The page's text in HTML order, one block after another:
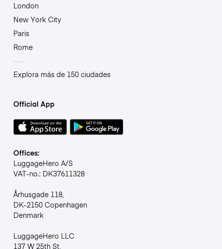
London
New York City
Paris
Rome
Explora más de 150 ciudades
Official App
Offices:
LuggageHero A/S
VAT-no.: DK37611328
Århusgade 118,
DK-2150 Copenhagen
Denmark
LuggageHero LLC
137 W 25th St,